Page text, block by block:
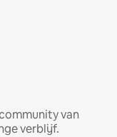
van
verblijf.